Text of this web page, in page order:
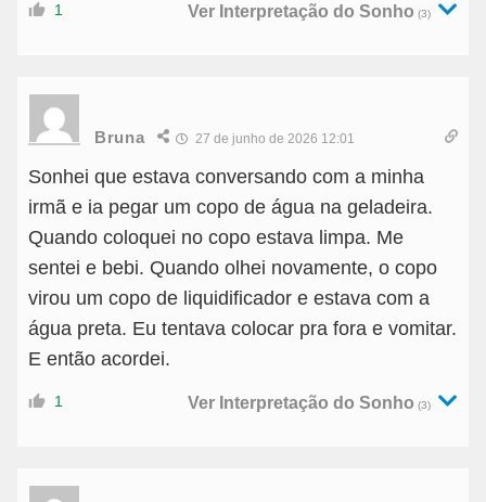
1 Ver Interpretação do Sonho (3)
Bruna 27 de junho de 2026 12:01
Sonhei que estava conversando com a minha
irmã e ia pegar um copo de água na geladeira.
Quando coloquei no copo estava limpa. Me
sentei e bebi. Quando olhei novamente, o copo
virou um copo de liquidificador e estava com a
água preta. Eu tentava colocar pra fora e vomitar.
E então acordei.
1 Ver Interpretação do Sonho (3)